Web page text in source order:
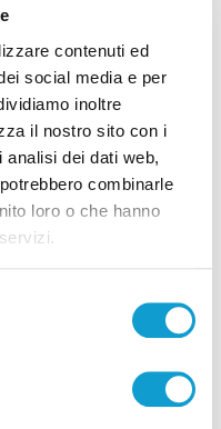
contenuti ed
social media e per
inoltre
il nostro sito con i
dei dati web,
combinarle
loro o che hanno
ancora bloccati
decide il